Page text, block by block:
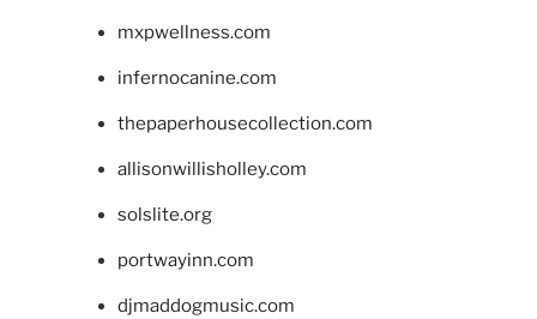
mxpwellness.com
infernocanine.com
thepaperhousecollection.com
allisonwillisholley.com
solslite.org
portwayinn.com
djmaddogmusic.com